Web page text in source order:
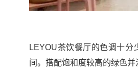
LEYOU茶饮餐厅的色调十
间。搭配饱和度较高的绿色